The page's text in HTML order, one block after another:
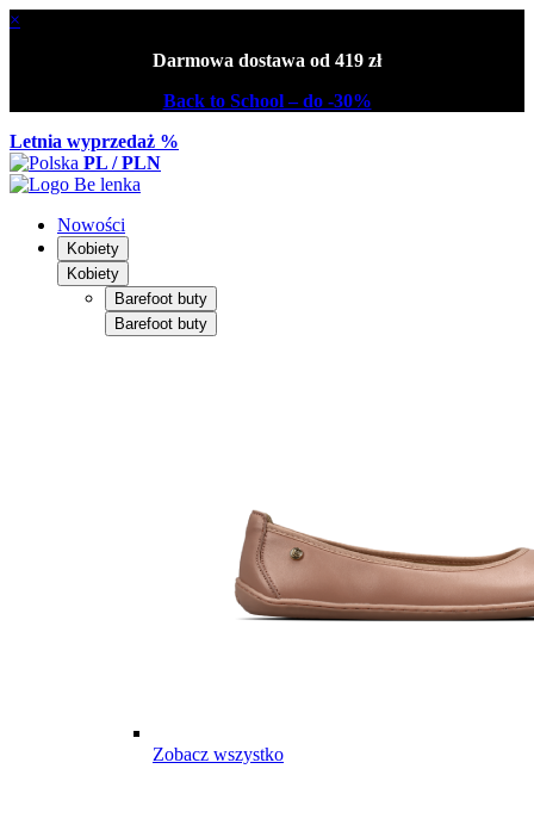
×
Darmowa dostawa od 419 zł
Back to School – do -30%
Letnia wyprzedaż %
PL / PLN
Nowości
Kobiety
Kobiety
Barefoot buty
Barefoot buty
Zobacz wszystko